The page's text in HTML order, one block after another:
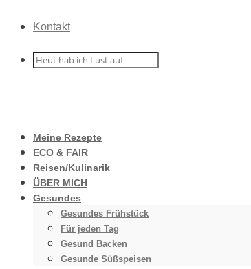
Kontakt
Meine Rezepte
ECO & FAIR
Reisen/Kulinarik
ÜBER MICH
Gesundes
Gesundes Frühstück
Für jeden Tag
Gesund Backen
Gesunde Süßspeisen